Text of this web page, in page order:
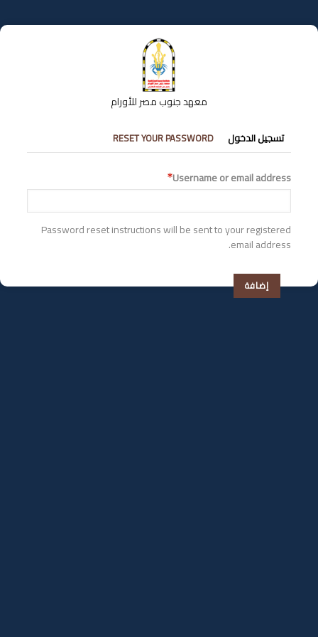
إلى
المحتوى
معهد جنوب مصر للأورام
التبويبات
الأساسية
تسجيل الدخول RESET YOUR PASSWORD
Username or email address
Password reset instructions will be sent to your registered
email address.